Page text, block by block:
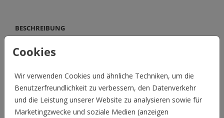
Cookies
Wir verwenden Cookies und ähnliche Techniken, um die
Benutzerfreundlichkeit zu verbessern, den Datenverkehr
und die Leistung unserer Website zu analysieren sowie für
Marketingzwecke und soziale Medien (anzeigen
BESCHREIBUNG
Adressaufkleber zu nutzen. Jeder Bogen beinhaltet 12
Goldfolienherzen verziert. Ihr könnt auf die Aufkleber
draufschreiben oder sie auch bedrucken. Maße der
Aufkleber: 43 mm x 109 mm Blatt: 30,3 cm hoch x 22,5 cm
breit